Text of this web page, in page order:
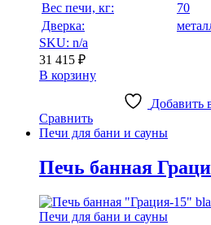
Вес печи, кг:
70
Дверка:
SKU: n/a
31 415 ₽
В корзину
Добавить
Сравнить
Печи для бани и сауны
Печь банная
Печи для бани и сауны